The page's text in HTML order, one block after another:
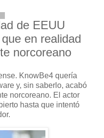
de EEUU
en realidad
norcoreano
KnowBe4 quería
y, sin saberlo, acabó
norcoreano. El actor
hasta que intentó